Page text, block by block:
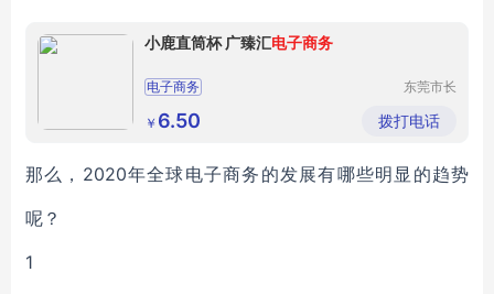
小鹿直筒杯 广臻汇电子商务
电子商务
东莞市长
金塑胶制
品厂（个
￥ 6.50 拨打电话
那么，2020年全球电子商务的发展有哪些明显的趋势
呢？
1